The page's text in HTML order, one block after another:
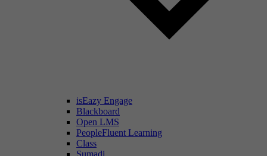
isEazy Engage
Blackboard
Open LMS
PeopleFluent Learning
Class
Sumadi